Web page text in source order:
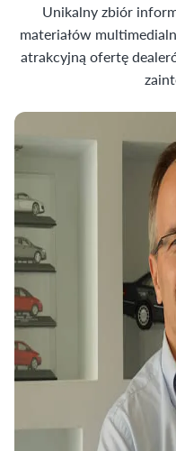
Unikalny zbiór
materiałów
atrakcyjną ofertę